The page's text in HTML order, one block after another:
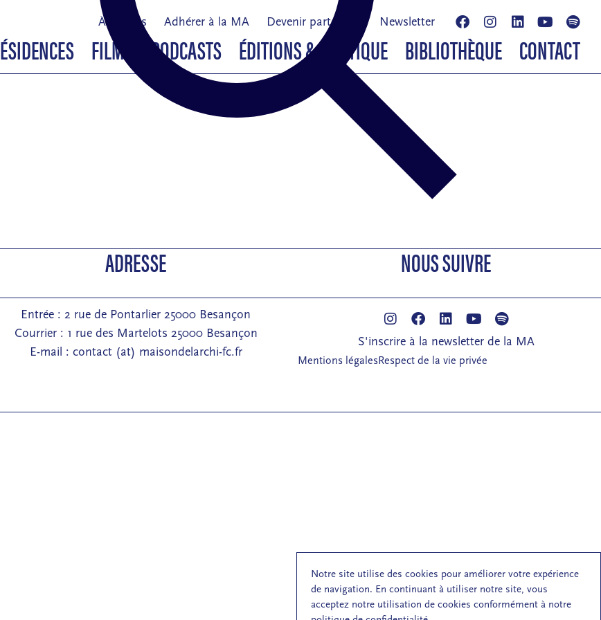
Notre site utilise des cookies pour améliorer votre expérience
de navigation. En continuant à utiliser notre site, vous
acceptez notre utilisation de cookies conformément à notre
À propos Adhérer à la MA Devenir partenaire Newsletter
FILMS & PODCASTS ÉDITIONS & BOUTIQUE BIBLIOTHÈQUE CONTACT
ADRESSE
Entrée : 2 rue de Pontarlier 25000 Besançon
Courrier : 1 rue des Martelots 25000 Besançon
E-mail : contact (at) maisondelarchi-fc.fr
NOUS SUIVRE
S'inscrire à la newsletter de la MA
Mentions légalesRespect de la vie privée